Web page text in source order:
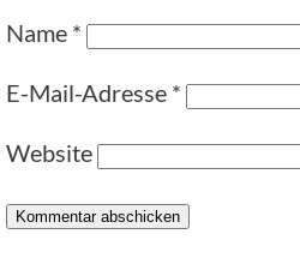
Name *
E-Mail-Adresse *
Website